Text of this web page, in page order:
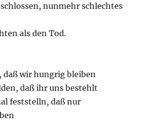
nunmehr schlechtes
als den Tod.
daß wir hungrig bleiben
daß ihr uns bestehlt
feststelln, daß nur